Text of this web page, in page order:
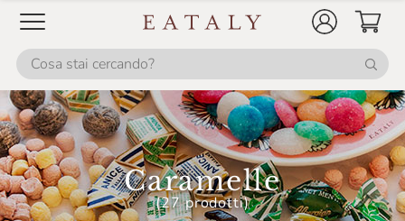
Caramelle
(27 prodotti)